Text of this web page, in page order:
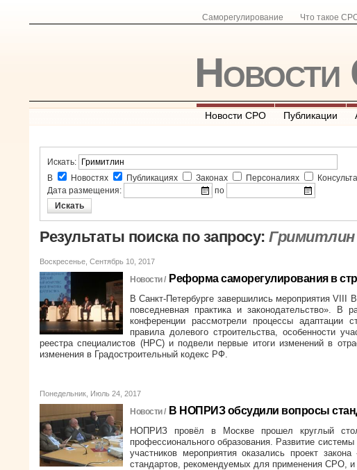
Саморегулирование Что такое
Новости СРО Публикации
Искать:
В
Новостях Публикациях Законах Персоналиях
Дата размещения:
по
Результаты поиска по запросу: Гримитлин
Воскресенье, Сентябрь 10, 2017
Новости / Реформа саморегулирования в
В Санкт-Петербурге завершились мероприятия VIII
повседневная практика и законодательство». В
конференции рассмотрели процессы адаптации
правила долевого строительства, особенности
реестра специалистов (НРС) и подвели первые итоги изменений в
изменения в Градостроительный кодекс РФ.
Понедельник, Июль 24, 2017
Новости / В НОПРИЗ обсудили вопросы
НОПРИЗ провёл в Москве прошел круглый
профессионального образования. Развитие
участников мероприятия оказались проект
стандартов, рекомендуемых для применения СРО, и